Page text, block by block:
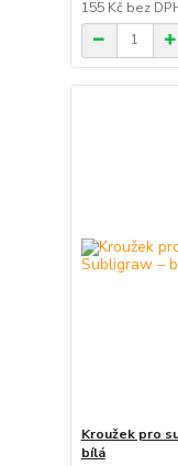
155 Kč bez
Kroužek pro
bílá